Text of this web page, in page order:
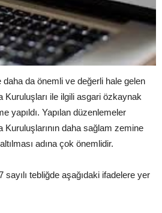
da önemli ve değerli hale gelen
ile ilgili asgari özkaynak
yapıldı. Yapılan düzenlemeler
daha sağlam zemine
adına çok önemlidir.
tebliğde aşağıdaki ifadelere yer